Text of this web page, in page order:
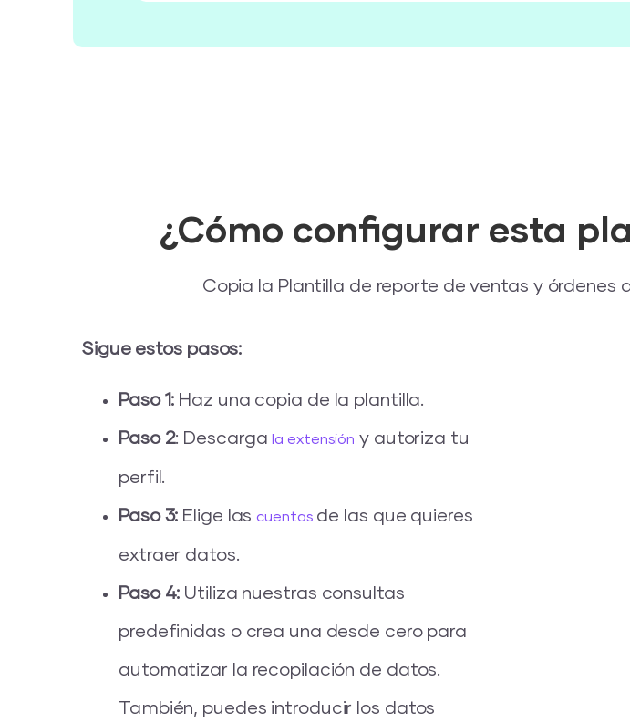
¿Cómo configurar esta
Copia la Plantilla de reporte de ventas y órdenes
Sigue estos pasos:
Paso 1: Haz una copia de la plantilla.
Paso 2: Descargala extensión y autoriza tu
perfil.
Paso 3: Elige lascuentas de las que quieres
extraer datos.
Paso 4: Utiliza nuestras consultas
predefinidas o crea una desde cero para
automatizar la recopilación de datos.
También, puedes introducir los datos